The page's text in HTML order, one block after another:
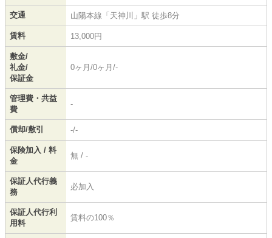
交通 山陽本線 「天神川 」駅 徒歩8分
賃料 13,000円
敷金/
礼金/
保証金
0ヶ月/0ヶ月/-
管理費・共益
費
-
償却/敷引 -/-
保険加入 / 料
金
無 / -
保証人代行義
務
必加入
保証人代行利
用料
賃料の100％